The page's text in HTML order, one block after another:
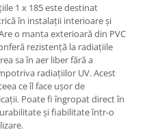
1 x 185 este destinat
în instalații interioare și
o manta exterioară din PVC
rezistență la radiațiile
sa în aer liber fără a
radiațiilor UV. Acest
ce îl face ușor de
Poate fi îngropat direct în
și fiabilitate într-o